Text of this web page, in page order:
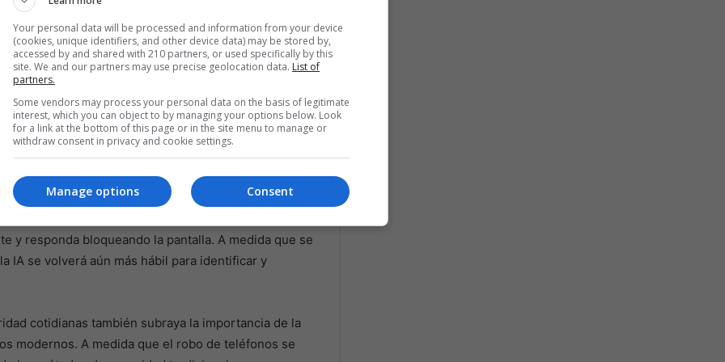
función antirrobo es un testimonio del papel cada
de la seguridad y la protección de los datos
y responder a ellos en tiempo real la
contra el robo de teléfonos. Al aprovechar los
mejorar continuamente la precisión y eficacia
para un futuro en el que la IA desempeñe un
con grandes cantidades de datos para
relacionados con el robo.
y responda bloqueando la pantalla. A medida que se
IA se volverá aún más hábil para identificar y
cotidianas también subraya la importancia de la
modernos. A medida que el robo de teléfonos se
Your personal data will be processed and information from your device
(cookies, unique identifiers, and other device data) may be stored by,
accessed by and shared with 210 partners, or used specifically by this
site. We and our partners may use precise geolocation data. List of
partners.
Some vendors may process your personal data on the basis of legitimate
interest, which you can object to by managing your options below. Look
for a link at the bottom of this page or in the site menu to manage or
withdraw consent in privacy and cookie settings.
Consent
Manage options